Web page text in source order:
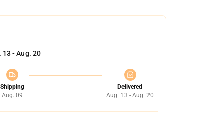
13 - Aug. 20
Shipping
Aug. 09
Delivered
Aug. 13 - Aug. 20